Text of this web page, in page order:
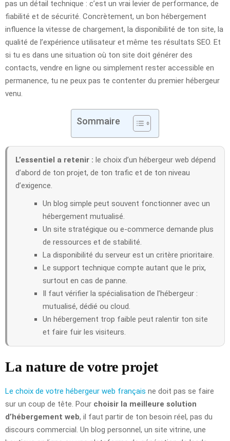
pas un détail technique : c’est un vrai levier de performance, de
fiabilité et de sécurité. Concrètement, un bon hébergement
influence la vitesse de chargement, la disponibilité de ton site, la
qualité de l’expérience utilisateur et même tes résultats SEO. Et
si tu es dans une situation où ton site doit générer des
contacts, vendre en ligne ou simplement rester accessible en
permanence, tu ne peux pas te contenter du premier hébergeur
venu.
Sommaire
L’essentiel a retenir : le choix d’un hébergeur web dépend
d’abord de ton projet, de ton trafic et de ton niveau
d’exigence.
Un blog simple peut souvent fonctionner avec un
hébergement mutualisé.
Un site stratégique ou e-commerce demande plus
de ressources et de stabilité.
La disponibilité du serveur est un critère prioritaire.
Le support technique compte autant que le prix,
surtout en cas de panne.
Il faut vérifier la spécialisation de l’hébergeur :
mutualisé, dédié ou cloud.
Un hébergement trop faible peut ralentir ton site
et faire fuir les visiteurs.
La nature de votre projet
Le choix de votre hébergeur web français ne doit pas se faire
sur un coup de tête. Pour choisir la meilleure solution
d’hébergement web, il faut partir de ton besoin réel, pas du
discours commercial. Un blog personnel, un site vitrine, une